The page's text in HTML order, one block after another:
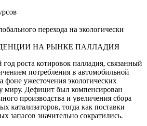
перехода на экологически
НА РЫНКЕ ПАЛЛАДИЯ
год роста котировок палладия, связанный
потребления в автомобильной
ужесточения экологических
миру. Дефицит был компенсирован
производства и увеличения сбора
катализаторов, тогда как поставки
запасов значительно сократились.